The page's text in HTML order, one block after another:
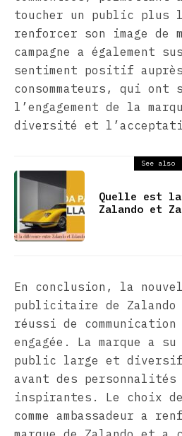
toucher un public plus
renforcer son image de
campagne a également
sentiment positif
consommateurs, qui ont
l’engagement de la
diversité et
See also
Quelle est
Zalando et
En conclusion, la
publicitaire de Zalando
réussi de
engagée. La marque a
public large et
avant des
inspirantes. Le choix
comme ambassadeur a